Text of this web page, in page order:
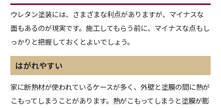
ウレタン塗装には、さまざまな利点がありますが、マイナスな
面もあるのが現実です。施工してもらう前に、マイナスな点もし
っかりと把握しておくとよいでしょう。
はがれやすい
家に断熱材が使われているケースが多く、外壁と塗膜の間に熱が
こもってしまうことがあります。熱がこもってしまうと塗膜が膨